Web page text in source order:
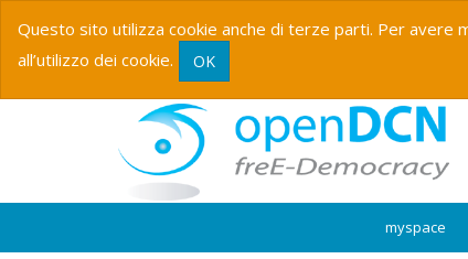
Questo sito utilizza cookie anche di terze parti. Per avere
all’utilizzo dei cookie.
OK
myspace